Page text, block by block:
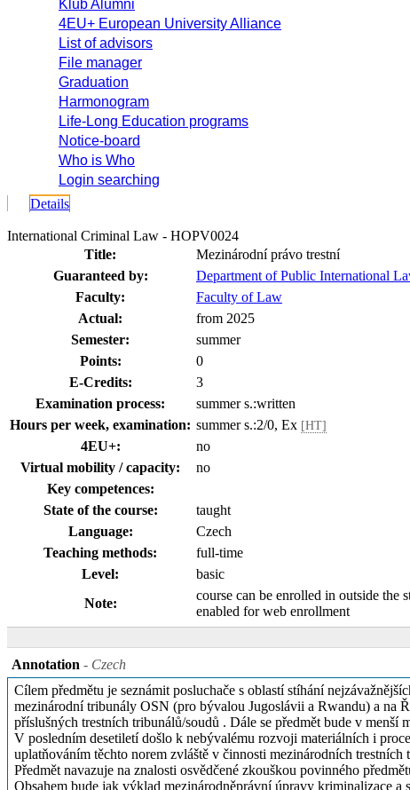
Klub Alumni
4EU+ European University Alliance
List of advisors
File manager
Graduation
Harmonogram
Life-Long Education programs
Notice-board
Who is Who
Login searching
Details
International Criminal Law - HOPV0024
Title:
Mezinárodní právo trestní
Guaranteed by:
Department of Public International
Faculty:
Faculty of Law
Actual:
from 2025
Semester:
summer
Points:
0
E-Credits:
3
Examination process:
summer s.:written
Hours per week, examination: summer s.:2/0, Ex [HT]
4EU+:
no
Virtual mobility / capacity:
no
Key competences:
State of the course:
taught
Language:
Czech
Teaching methods:
full-time
Level:
basic
Note:
course can be enrolled in outside the
enabled for web enrollment
Annotation - Czech
Cílem předmětu je seznámit posluchače s oblastí stíhání
mezinárodní tribunály OSN (pro bývalou Jugoslávii a Rwandu) a na
příslušných trestních tribunálů/soudů . Dále se předmět bude v
V posledním desetiletí došlo k nebývalému rozvoji materiálních i
uplatňováním těchto norem zvláště v činnosti mezinárodních trestních
Předmět navazuje na znalosti osvědčené zkouškou povinného
Obsahem bude jak výklad mezinárodněprávní úpravy kriminalizace